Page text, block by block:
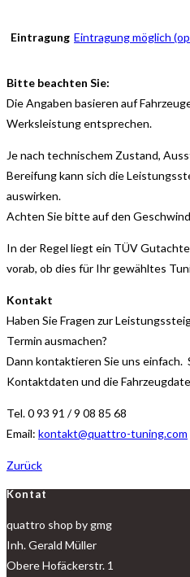
Eintragung Eintragung möglich
Bitte beachten Sie:
Die Angaben basieren auf
Werksleistung entsprechen.
Je nach technischem Zustand,
Bereifung kann sich die
auswirken.
Achten Sie bitte auf den
In der Regel liegt ein TÜV
vorab, ob dies für Ihr gewähltes
Kontakt
Haben Sie Fragen zur
Termin ausmachen?
Dann kontaktieren Sie uns einfach.
Kontaktdaten und die
Tel. 0 93 91 / 9 08 85 68
Email: kontakt@quattro-tuning.com
Zurück
Kontat
quattro shop by gmg
Inh. Gerald Müller
Obere Hofäckerstr. 1